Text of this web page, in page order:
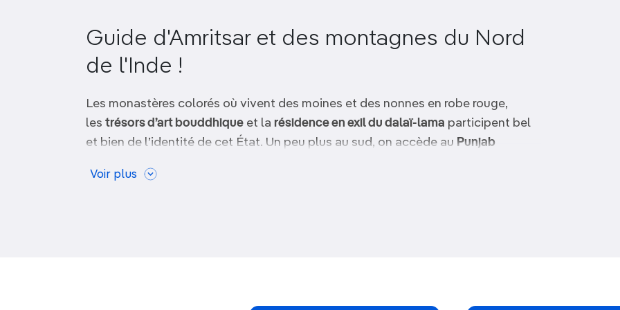
ANTARCTIQUE
Guide d'Amritsar et des montagnes du Nord
de l'Inde !
Les monastères colorés où vivent des moines et des nonnes en robe rouge,
les trésors d’art bouddhique et la résidence en exil du dalaï-lama participent bel
et bien de l’identité de cet État. Un peu plus au sud, on accède au Punjab
le sanctuaire le plus sacré des sikhs.
Voir plus